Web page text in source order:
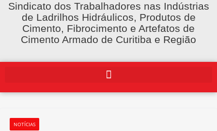
Sindicato dos Trabalhadores nas Indústrias
de Ladrilhos Hidráulicos, Produtos de
Cimento, Fibrocimento e Artefatos de
Cimento Armado de Curitiba e Região
NOTÍCIAS